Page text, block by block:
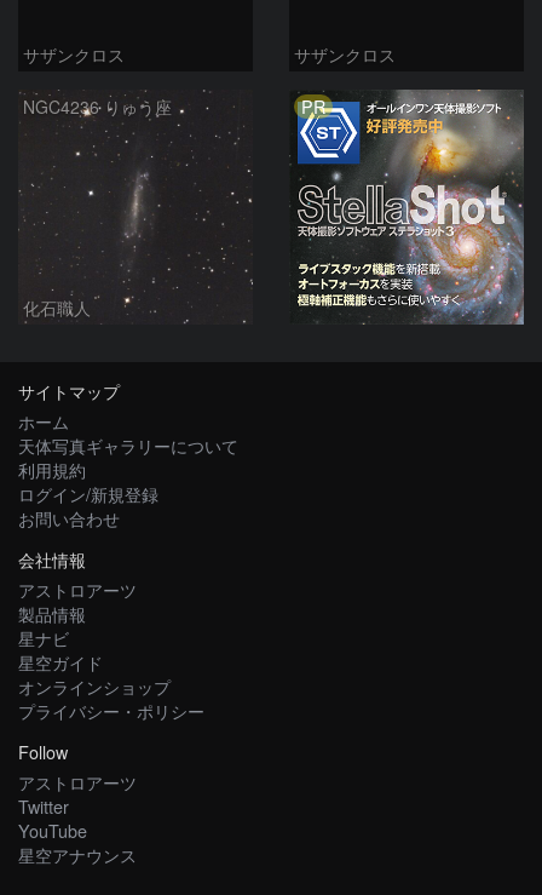
サザンクロス サザンクロス
NGC4236 りゅう座
化石職人
PR
サイトマップ
ホーム
天体写真ギャラリーについて
利用規約
ログイン/新規登録
お問い合わせ
会社情報
アストロアーツ
製品情報
星ナビ
星空ガイド
オンラインショップ
プライバシー・ポリシー
Follow
アストロアーツ
Twitter
YouTube
星空アナウンス